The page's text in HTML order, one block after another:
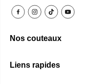
Nos couteaux
Liens rapides